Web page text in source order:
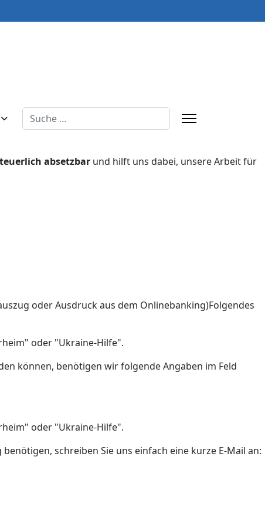
Suchen
absetzbar und hilft uns dabei, unsere Arbeit für
oder Ausdruck aus dem Onlinebanking)Folgendes
oder "Ukraine-Hilfe".
können, benötigen wir folgende Angaben im Feld
oder "Ukraine-Hilfe".
schreiben Sie uns einfach eine kurze E-Mail an: